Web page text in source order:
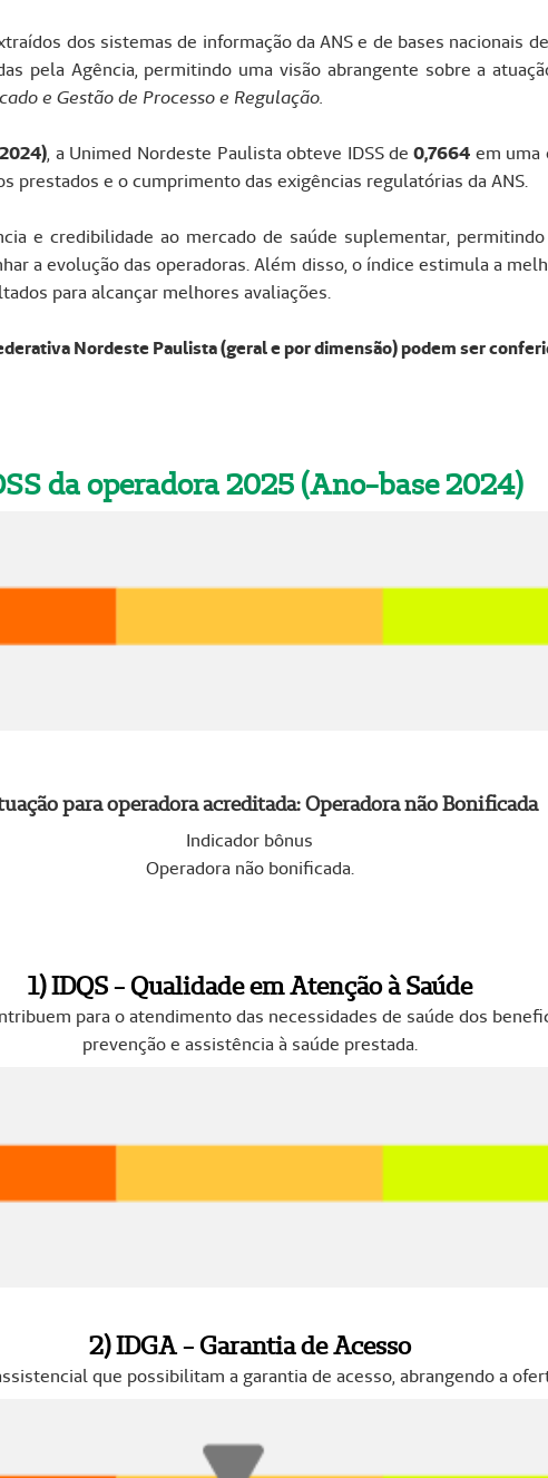
dos sistemas de informação da ANS e de bases nacionais
pela Agência, permitindo uma visão abrangente sobre a
e Gestão de Processo e Regulação.
, a Unimed Nordeste Paulista obteve IDSS de 0,7664 em uma
prestados e o cumprimento das exigências regulatórias da ANS.
e credibilidade ao mercado de saúde suplementar,
a evolução das operadoras. Além disso, o índice estimula a
para alcançar melhores avaliações.
Nordeste Paulista (geral e por dimensão) podem ser
da operadora 2025 (Ano-base 2024)
para operadora acreditada: Operadora não Bonificada
Indicador bônus
Operadora não bonificada.
1) IDQS - Qualidade em Atenção à Saúde
para o atendimento das necessidades de saúde dos
prevenção e assistência à saúde prestada.
2) IDGA - Garantia de Acesso
que possibilitam a garantia de acesso, abrangendo a